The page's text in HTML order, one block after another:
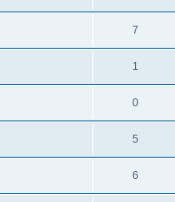
7
1
0
5
6